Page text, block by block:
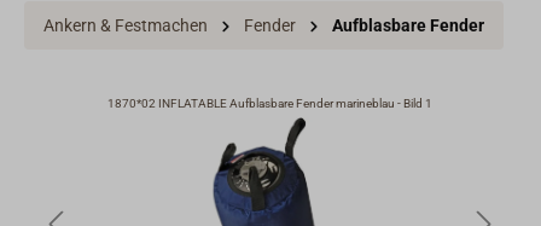
Ankern & Festmachen Fender Aufblasbare Fender
1870*02 INFLATABLE Aufblasbare Fender marineblau - Bild 1